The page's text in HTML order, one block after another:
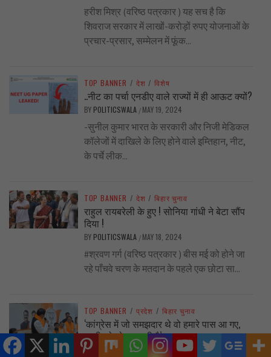
हरीश मिश्र (वरिष्ठ पत्रकार ) यह सच है कि
शिवराज सरकार में लाखों-करोड़ों रुपए योजनाओं के
प्रचार-प्रसार, सम्मेलन में फूंक...
TOP BANNER / देश / विशेष
..नीट का पर्चा एनडीए वाले राज्यों में ही आऊट क्यों?
BY POLITICSWALA / MAY 19, 2024
-सुनील कुमार भारत के सरकारी और निजी मेडिकल
कॉलेजों में दाखिले के लिए होने वाले इम्तिहान, नीट,
के पर्चे लीक...
TOP BANNER / देश / बिहार चुनाव
राहुल रायबरेली के हुए ! सोनिया गांधी ने बेटा सौंप
दिया !
BY POLITICSWALA / MAY 18, 2024
#श्रवण गर्ग (वरिष्ठ पत्रकार ) बीस मई को होने जा
रहे पाँचवे चरण के मतदान के पहले एक छोटा सा...
TOP BANNER / प्रदेश / बिहार चुनाव
‘कांग्रेस में जो समझदार थे वो हमारे पास आ गए,
बाकी को तो मरना ही है’
BY POLITICSWALA/MAY 13, 2024